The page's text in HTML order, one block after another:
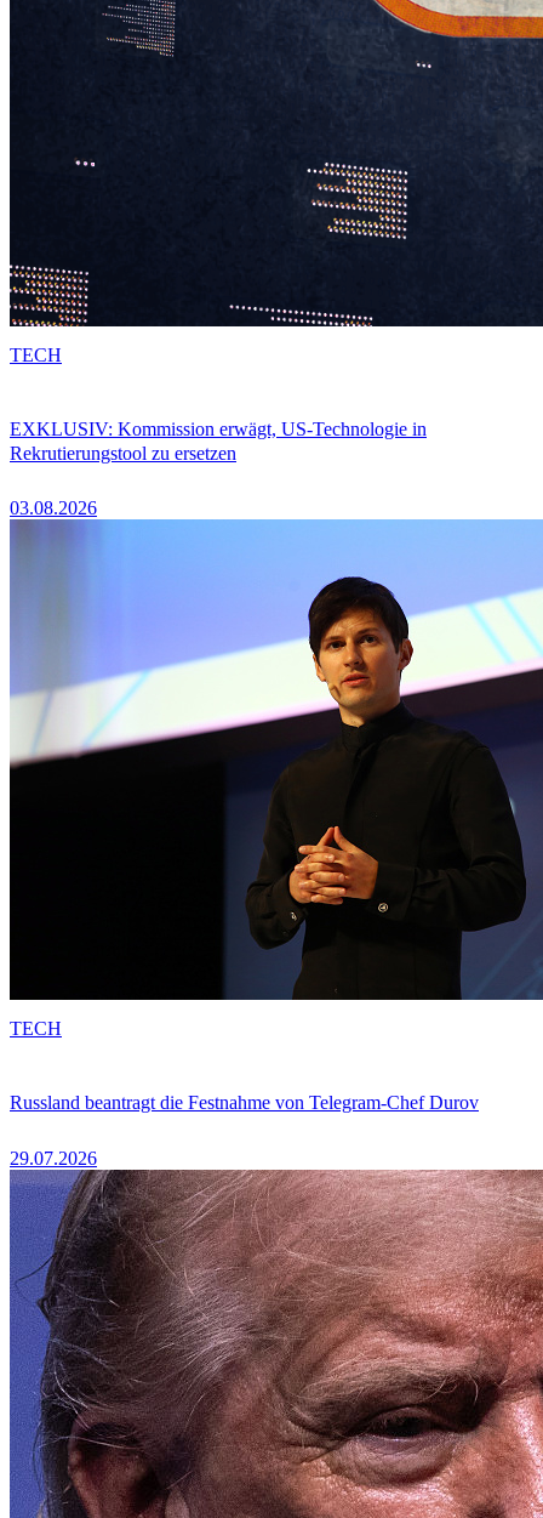
EXKLUSIV: Kommission erwägt, US-Technologie in
Rekrutierungstool zu ersetzen
03.08.2026
TECH
Russland beantragt die Festnahme von Telegram-Chef Durov
29.07.2026
TECH